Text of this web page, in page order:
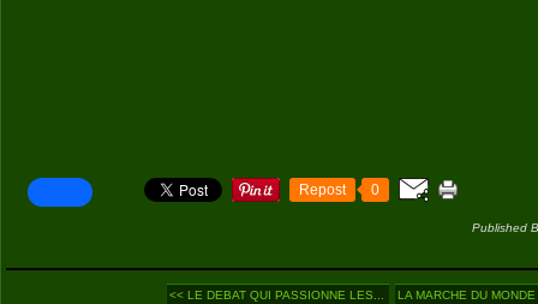
Repost 0
Published
<< LE DEBAT QUI PASSIONNE LES... LA MARCHE DU